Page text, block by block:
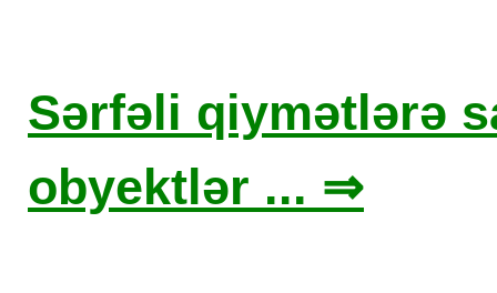
Sərfəli qiymətlərə
obyektlər ... ⇒